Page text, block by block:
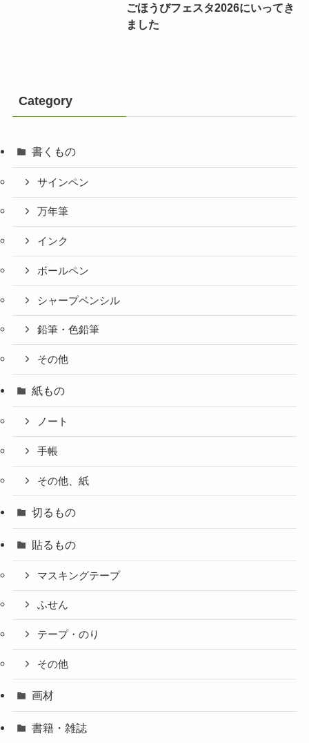
ごほうびフェスタ2026にいってき
ました
Category
書くもの
サインペン
万年筆
インク
ボールペン
シャープペンシル
鉛筆・色鉛筆
その他
紙もの
ノート
手帳
その他、紙
切るもの
貼るもの
マスキングテープ
ふせん
テープ・のり
その他
画材
書籍・雑誌